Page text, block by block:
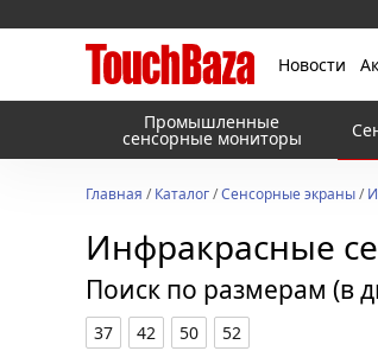
Новости
Промышленные
сенсорные мониторы
Главная /Каталог/Сенсорные экраны/
Инфракрасные
Поиск по размерам (в
37 42 50 52